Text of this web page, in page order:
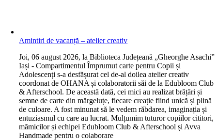
Amintiri de vacanță – atelier creativ
Joi, 06 august 2026, la Biblioteca Județeană „Gheorghe Asachi”
Iași - Compartimentul Împrumut carte pentru Copii și
Adolescenți s-a desfășurat cel de-al doilea atelier creativ
coordonat de OHANA și colaboratorii săi de la Edubloom Club
& Afterschool. De această dată, cei mici au realizat brățări și
semne de carte din mărgeluțe, fiecare creație fiind unică și plină
de culoare. A fost minunat să le vedem răbdarea, imaginația și
entuziasmul cu care au lucrat. Mulțumim tuturor copiilor cititori,
mămicilor și echipei Edubloom Club & Afterschool și Avva
Handmade pentru o colaborare